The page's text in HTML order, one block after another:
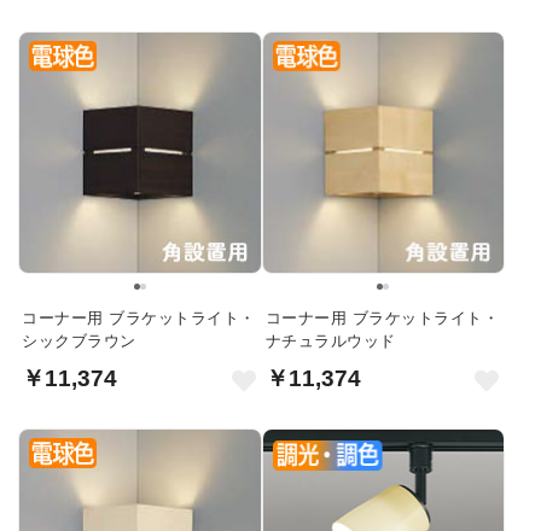
コーナー用 ブラケットライト・
シックブラウン
￥11,374
コーナー用 ブラケットライト・
ナチュラルウッド
￥11,374